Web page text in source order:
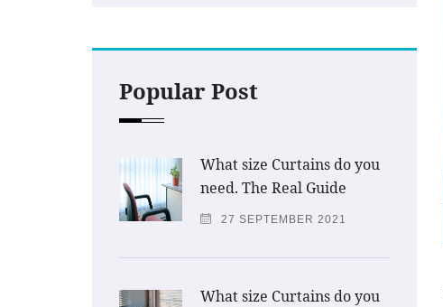
Popular Post
What size Curtains do you
need. The Real Guide
27 SEPTEMBER 2021
What size Curtains do you